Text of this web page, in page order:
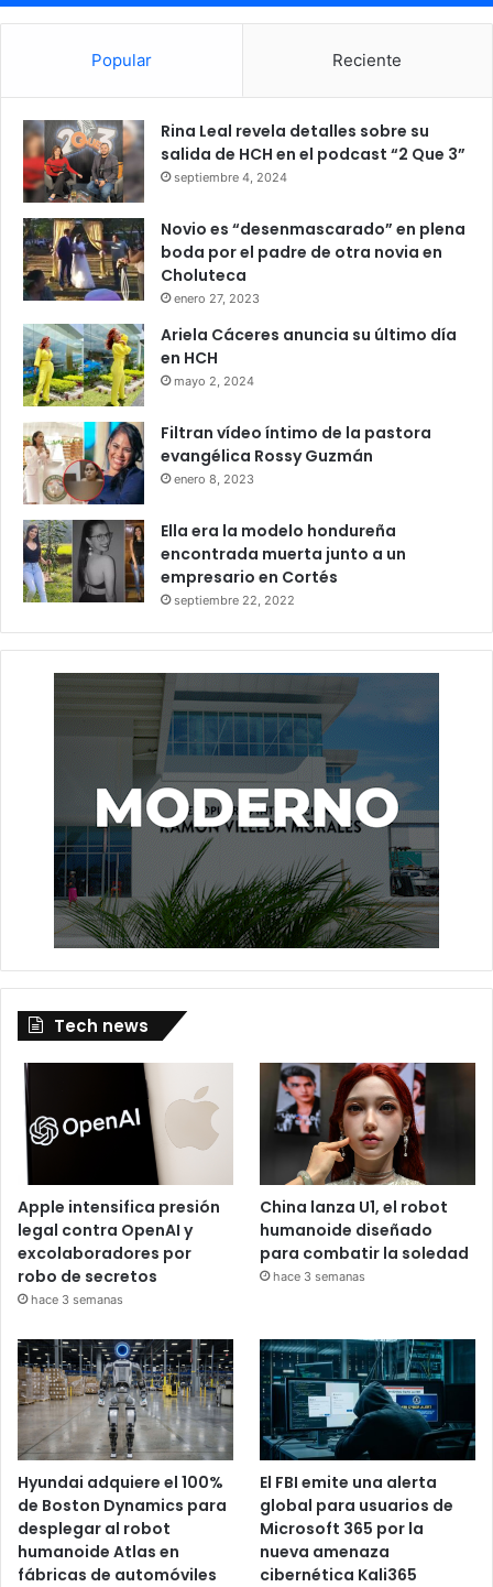
Popular Reciente
Rina Leal revela detalles sobre su
salida de HCH en el podcast “2 Que 3”
septiembre 4, 2024
Novio es “desenmascarado” en plena
boda por el padre de otra novia en
Choluteca
enero 27, 2023
Ariela Cáceres anuncia su último día
en HCH
mayo 2, 2024
Filtran vídeo íntimo de la pastora
evangélica Rossy Guzmán
enero 8, 2023
Ella era la modelo hondureña
encontrada muerta junto a un
empresario en Cortés
septiembre 22, 2022
Tech news
Apple intensifica presión
legal contra OpenAI y
excolaboradores por
robo de secretos
hace 3 semanas
China lanza U1, el robot
humanoide diseñado
para combatir la soledad
hace 3 semanas
Hyundai adquiere el 100%
de Boston Dynamics para
desplegar al robot
humanoide Atlas en
fábricas de automóviles
El FBI emite una alerta
global para usuarios de
Microsoft 365 por la
nueva amenaza
cibernética Kali365